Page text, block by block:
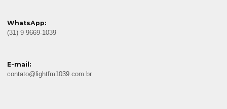
WhatsApp:
(31) 9 9669-1039
E-mail:
contato@lightfm1039.com.br